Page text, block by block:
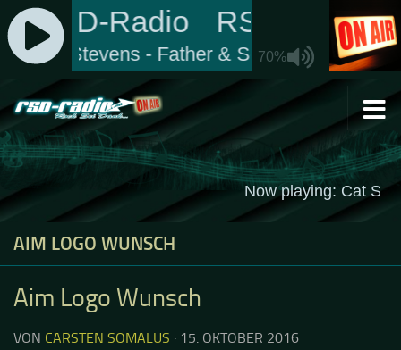
Zum Inhalt springen
AIM LOGO WUNSCH
Aim Logo Wunsch
VON CARSTEN SOMALUS · 15. OKTOBER 2016